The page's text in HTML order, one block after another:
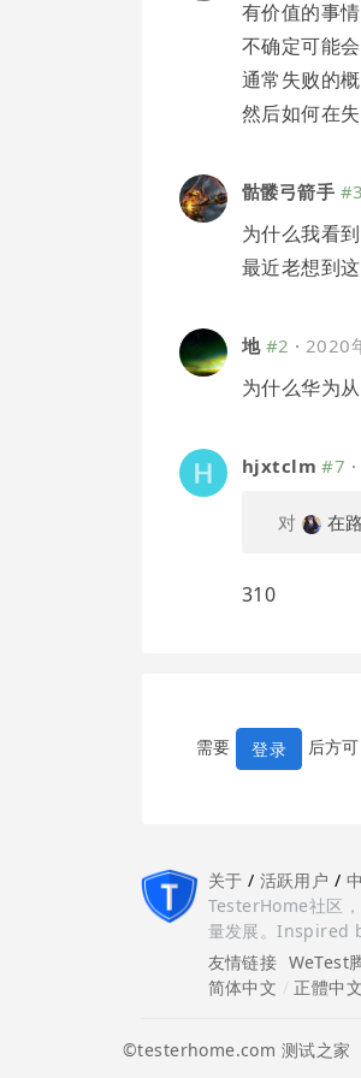
有价值的事
不确定可能
通常失败的
然后如何在
骷髅弓箭手 #3
为什么我看
最近老想到
地 #2 · 2020
为什么华为
hjxtclm #7 ·
对 在
310
需要 登录 后方
关于 / 活跃用户 /
TesterHome社区
量发展。Inspired
友情链接 WeTest
简体中文
正體中文
©testerhome.com 测试之家